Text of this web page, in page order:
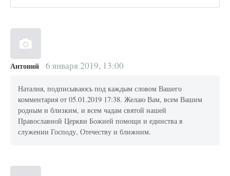
Антоний 6 января 2019, 13:00
Наталия, подписываюсь под каждым словом Вашего
комментария от 05.01.2019 17:38. Желаю Вам, всем Вашим
родным и близким, и всем чадам святой нашей
Православной Церкви Божией помощи и единства в
служении Господу, Отечеству и ближним.